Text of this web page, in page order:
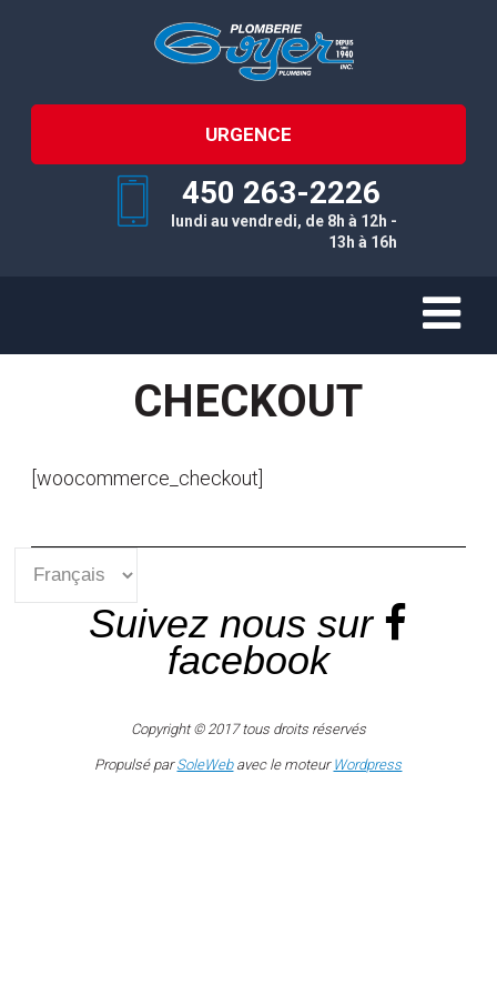
URGENCE
450 263-2226
lundi au vendredi, de 8h à 12h -
13h à 16h
CHECKOUT
[woocommerce_checkout]
Suivez nous sur
facebook
Copyright © 2017 tous droits réservés
Propulsé parSoleWebavec le moteur Wordpress